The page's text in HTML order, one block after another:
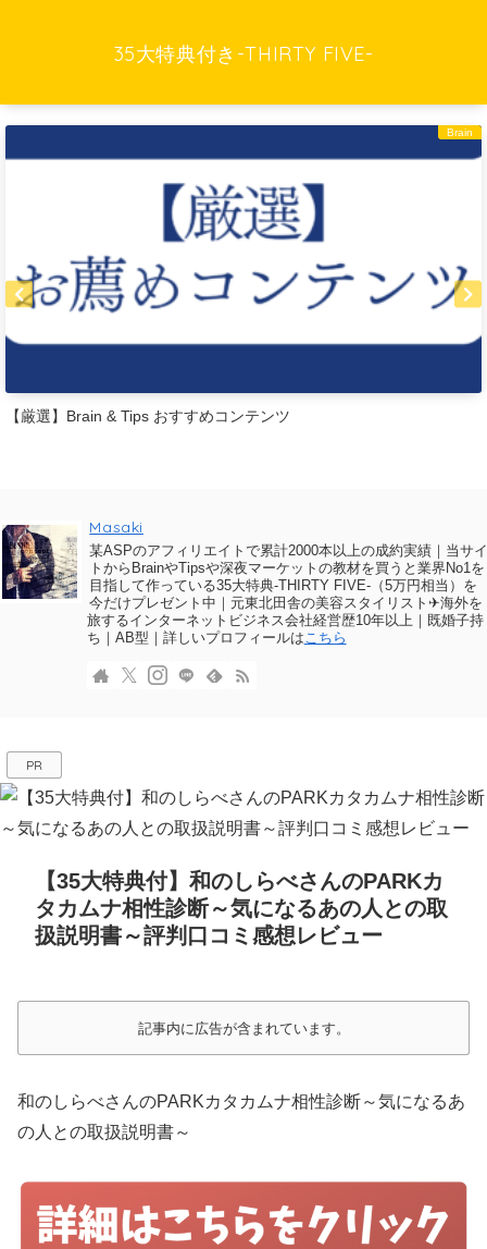
35大特典付き-THIRTY FIVE-
Brain
【厳選】Brain & Tips おすすめコンテンツ
Masaki
某ASPのアフィリエイトで累計2000本以上の成約実績｜当サ
トからBrainやTipsや深夜マーケットの教材を買うと業界No1を
目指して作っている35大特典-THIRTY FIVE-（5万円相当）を
今だけプレゼント中｜元東北田舎の美容スタイリスト✈海外を
旅するインターネットビジネス会社経営歴10年以上｜既婚子持
ち｜AB型｜詳しいプロフィールはこちら
PR
【35大特典付】和のしらべさんのPARKカ
タカムナ相性診断～気になるあの人との取
扱説明書～評判口コミ感想レビュー
記事内に広告が含まれています。
和のしらべさんのPARKカタカムナ相性診断～気になるあ
の人との取扱説明書～